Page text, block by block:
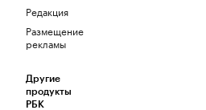
Редакция
Размещение
рекламы
Другие
продукты
РБК